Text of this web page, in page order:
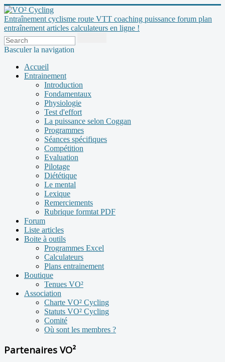
Entraînement cyclisme route VTT coaching puissance forum plan
entraînement articles calculateurs en ligne !
Basculer la navigation
Accueil
Entrainement
Introduction
Fondamentaux
Physiologie
Test d'effort
La puissance selon Coggan
Programmes
Séances spécifiques
Compétition
Evaluation
Pilotage
Diététique
Le mental
Lexique
Remerciements
Rubrique formtat PDF
Forum
Liste articles
Boite à outils
Programmes Excel
Calculateurs
Plans entrainement
Boutique
Tenues VO²
Association
Charte VO² Cycling
Statuts VO² Cycling
Comité
Où sont les membres ?
Partenaires VO²